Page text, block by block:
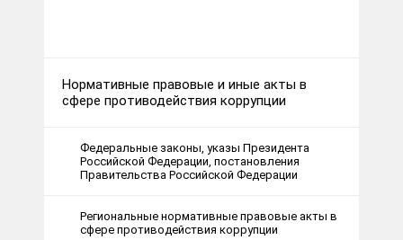
Нормативные правовые и иные акты в
сфере противодействия коррупции
Федеральные законы, указы Президента
Российской Федерации, постановления
Правительства Российской Федерации
Региональные нормативные правовые акты в
сфере противодействия коррупции